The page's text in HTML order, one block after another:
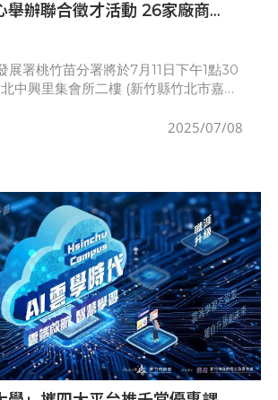
舉辦聯合徵才活動 26家廠商
會
展署桃竹苗分署將於7月11日下午1點30
中興里集會所二樓 (新竹縣竹北市嘉豐
興電子、矽格
2025/07/08